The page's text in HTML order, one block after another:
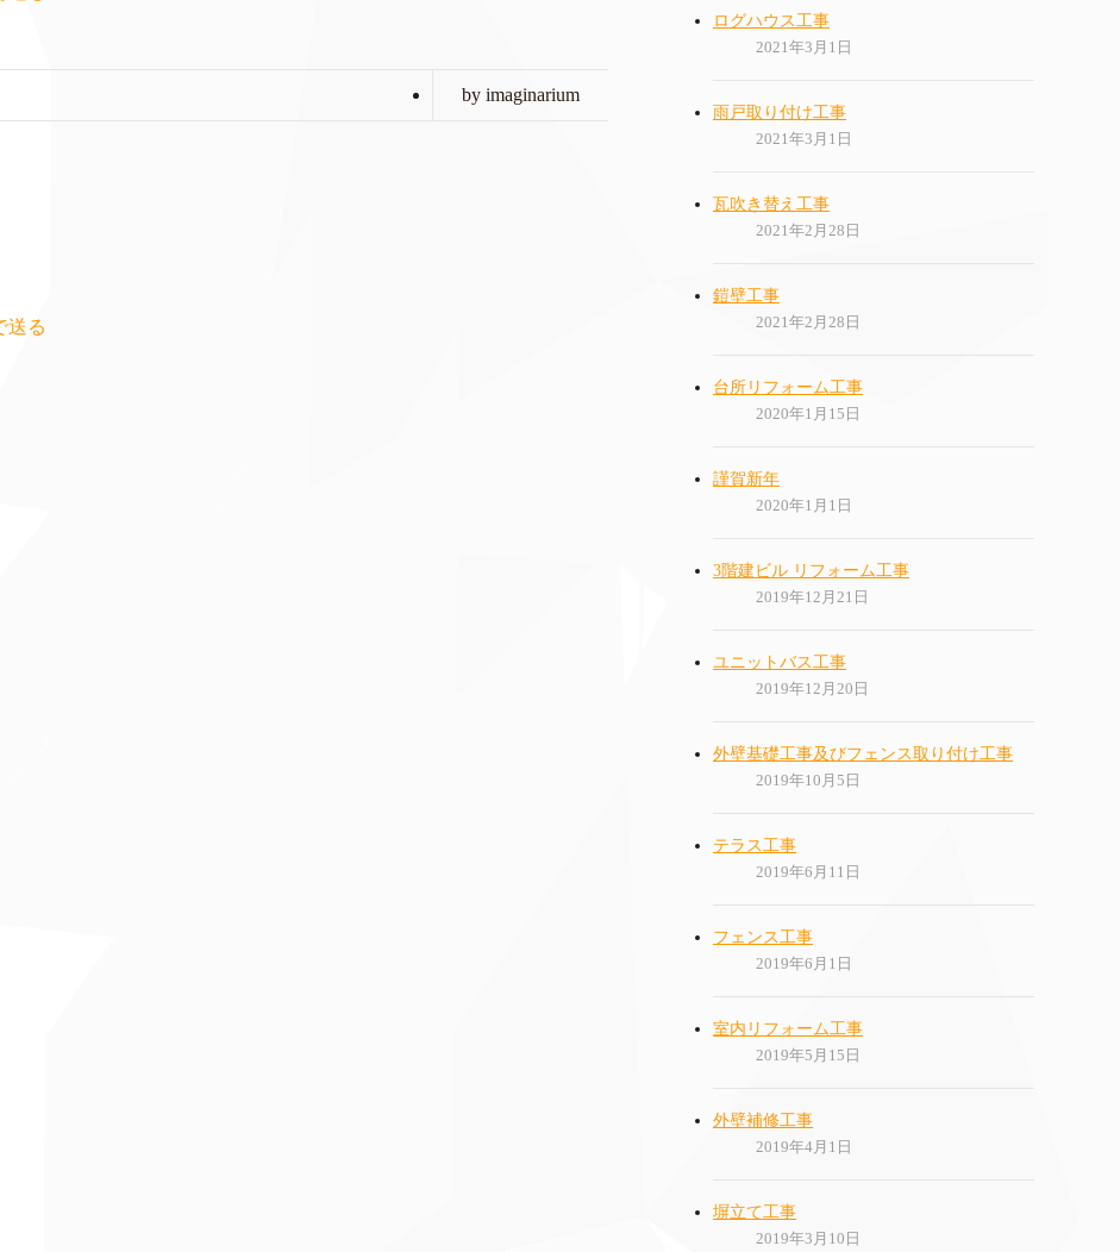
by imaginarium
ログハウス工事
2021年3月1日
雨戸取り付け工事
2021年3月1日
瓦吹き替え工事
2021年2月28日
鎧壁工事
2021年2月28日
台所リフォーム工事
2020年1月15日
謹賀新年
2020年1月1日
3階建ビル リフォーム工事
2019年12月21日
ユニットバス工事
2019年12月20日
外壁基礎工事及びフェンス取り付け工事
2019年10月5日
テラス工事
2019年6月11日
フェンス工事
2019年6月1日
室内リフォーム工事
2019年5月15日
外壁補修工事
2019年4月1日
塀立て工事
2019年3月10日